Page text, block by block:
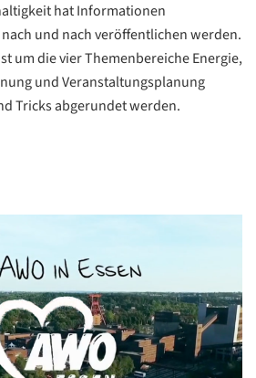
hat Informationen
und nach veröffentlichen werden.
um die vier Themenbereiche Energie,
und Veranstaltungsplanung
Tricks abgerundet werden.